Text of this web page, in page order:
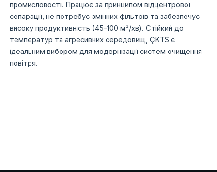
промисловості. Працює за принципом відцентрової
сепарації, не потребує змінних фільтрів та забезпечує
високу продуктивність (45-100 м³/хв). Стійкий до
температур та агресивних середовищ, ÇKTS є
ідеальним вибором для модернізації систем очищення
повітря.